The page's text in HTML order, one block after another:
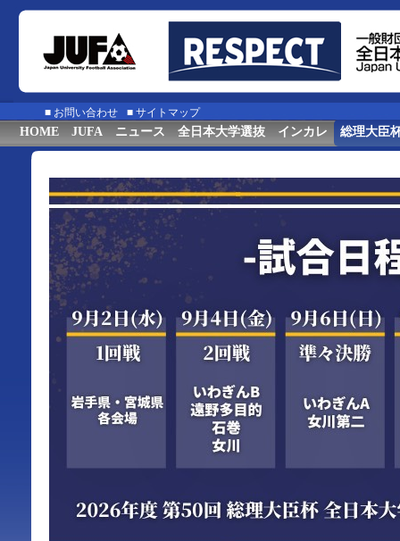
■ お問い合わせ ■ サイトマップ
HOME JUFA ニュース 全日本大学選抜 インカレ 総理大臣